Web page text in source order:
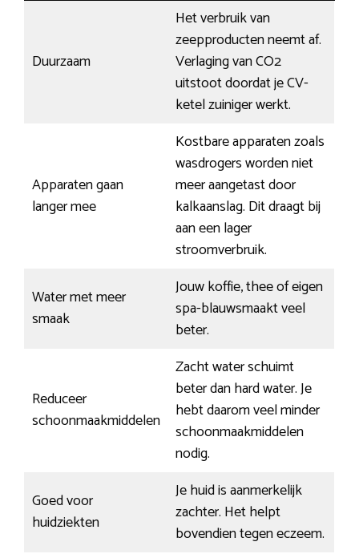
Duurzaam
Het verbruik van
zeepproducten neemt af.
Verlaging van CO2
uitstoot doordat je CV-
ketel zuiniger werkt.
Apparaten gaan
langer mee
Kostbare apparaten zoals
wasdrogers worden niet
meer aangetast door
kalkaanslag. Dit draagt bij
aan een lager
stroomverbruik.
Water met meer
smaak
Jouw koffie, thee of eigen
spa-blauwsmaakt veel
beter.
Reduceer
schoonmaakmiddelen
Zacht water schuimt
beter dan hard water. Je
hebt daarom veel minder
schoonmaakmiddelen
nodig.
Goed voor
huidziekten
Je huid is aanmerkelijk
zachter. Het helpt
bovendien tegen eczeem.